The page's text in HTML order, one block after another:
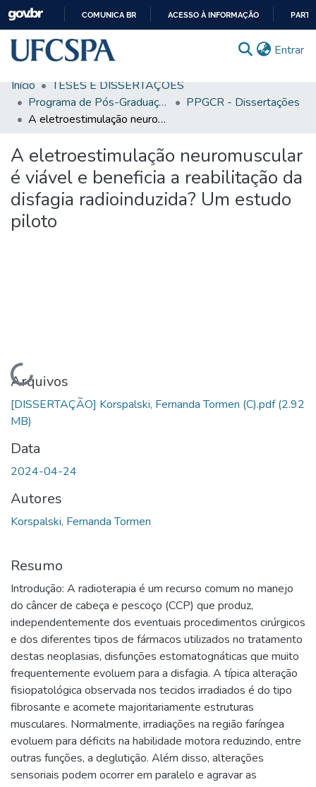
CONTEÚDO
COMUNICA BR ACESSO À INFORMAÇÃO
Entrar
Comunidades & Coleções
Busca Facetada
Estatísticas
Autoarquivamento
Sobre o RI-UFCSPA
Início
TESES E DISSERTAÇÕES
Programa de Pós-Graduação em Ciências da Reabilitação
PPGCR - Dissertações
A eletroestimulação neuromuscular é viável e beneficia a reabilitação da disfagia radioinduzida? Um estudo piloto
A eletroestimulação neuromuscular
é viável e beneficia a reabilitação da
disfagia radioinduzida? Um estudo
piloto
Carregando...
Arquivos
[DISSERTAÇÃO] Korspalski, Fernanda Tormen (C).pdf(2.92
MB)
Data
2024-04-24
Autores
Korspalski, Fernanda Tormen
Resumo
Introdução: A radioterapia é um recurso comum no manejo
do câncer de cabeça e pescoço (CCP) que produz,
independentemente dos eventuais procedimentos cirúrgicos
e dos diferentes tipos de fármacos utilizados no tratamento
destas neoplasias, disfunções estomatognáticas que muito
frequentemente evoluem para a disfagia. A típica alteração
fisiopatológica observada nos tecidos irradiados é do tipo
fibrosante e acomete majoritariamente estruturas
musculares. Normalmente, irradiações na região faríngea
evoluem para déficits na habilidade motora reduzindo, entre
outras funções, a deglutição. Além disso, alterações
sensoriais podem ocorrer em paralelo e agravar as